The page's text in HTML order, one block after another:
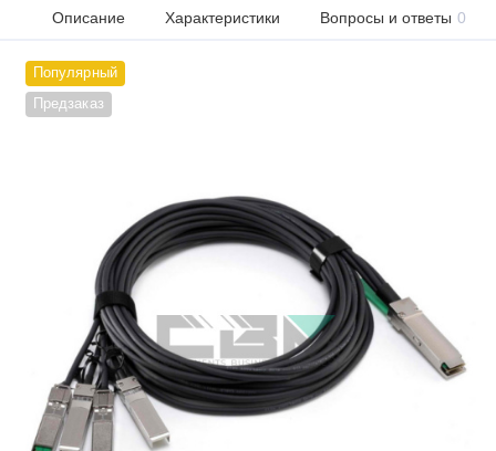
Описание Характеристики Вопросы и ответы 0
Популярный
Предзаказ